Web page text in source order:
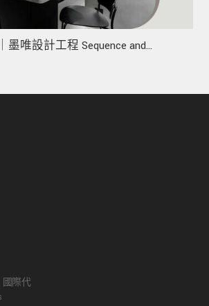
墨唯設計工程 Sequence and
續
國際代